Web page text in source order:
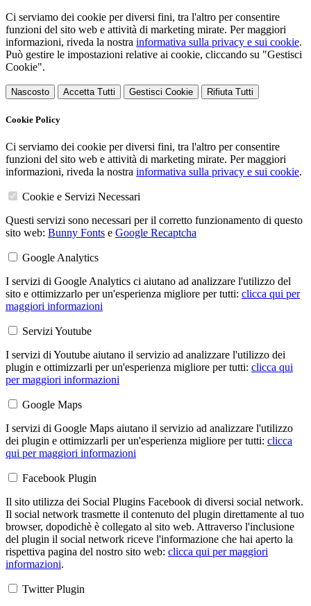
Ci serviamo dei cookie per diversi fini, tra l'altro per consentire
funzioni del sito web e attività di marketing mirate. Per maggiori
informazioni, riveda la nostra informativa sulla privacy e sui cookie.
Può gestire le impostazioni relative ai cookie, cliccando su "Gestisci
Cookie".
Nascosto Accetta Tutti Gestisci Cookie Rifiuta Tutti
Cookie Policy
Ci serviamo dei cookie per diversi fini, tra l'altro per consentire
funzioni del sito web e attività di marketing mirate. Per maggiori
informazioni, riveda la nostra informativa sulla privacy e sui cookie.
Cookie e Servizi Necessari
Questi servizi sono necessari per il corretto funzionamento di questo
sito web: Bunny Fonts e Google Recaptcha
Google Analytics
I servizi di Google Analytics ci aiutano ad analizzare l'utilizzo del
sito e ottimizzarlo per un'esperienza migliore per tutti: clicca qui per
maggiori informazioni
Servizi Youtube
I servizi di Youtube aiutano il servizio ad analizzare l'utilizzo dei
plugin e ottimizzarli per un'esperienza migliore per tutti: clicca qui
per maggiori informazioni
Google Maps
I servizi di Google Maps aiutano il servizio ad analizzare l'utilizzo
dei plugin e ottimizzarli per un'esperienza migliore per tutti: clicca
qui per maggiori informazioni
Facebook Plugin
Il sito utilizza dei Social Plugins Facebook di diversi social network.
Il social network trasmette il contenuto del plugin direttamente al tuo
browser, dopodichè è collegato al sito web. Attraverso l'inclusione
del plugin il social network riceve l'informazione che hai aperto la
rispettiva pagina del nostro sito web: clicca qui per maggiori
informazioni.
Twitter Plugin